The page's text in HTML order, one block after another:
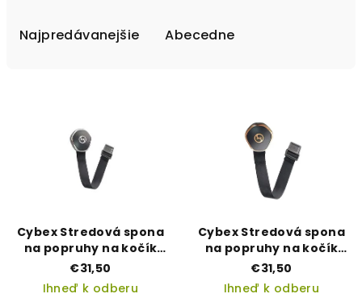
Najpredávanejšie Abecedne
Cybex Stredová spona
na popruhy na kočík
Priam 4 / Mios 3 chrome
€31,50
Ihneď k odberu
Cybex Stredová spona
na popruhy na kočík
Priam 4 / Mios 3
rosegold
€31,50
Ihneď k odberu